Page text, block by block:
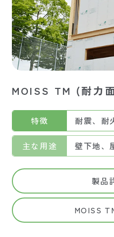
MOISS TM (耐力
特徴 耐震、耐
主な用途 壁下地、
製品
MOISS